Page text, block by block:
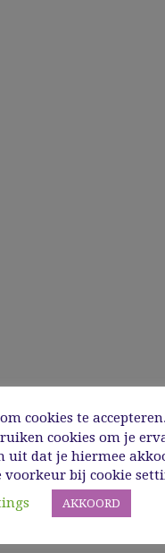
cookies te
cookies om je
uit dat je hiermee
voorkeur bij cookie
AKKOORD